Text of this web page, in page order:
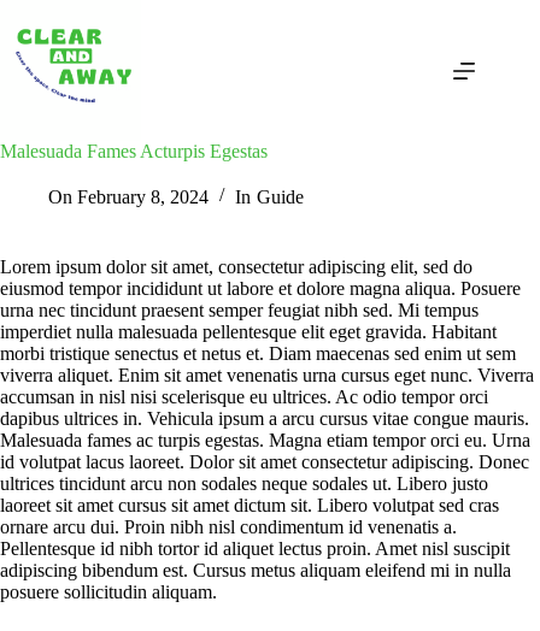
content
Malesuada Fames Acturpis Egestas
On February 8, 2024 In Guide
Lorem ipsum dolor sit amet, consectetur adipiscing elit, sed do
eiusmod tempor incididunt ut labore et dolore magna aliqua. Posuere
urna nec tincidunt praesent semper feugiat nibh sed. Mi tempus
imperdiet nulla malesuada pellentesque elit eget gravida. Habitant
morbi tristique senectus et netus et. Diam maecenas sed enim ut sem
viverra aliquet. Enim sit amet venenatis urna cursus eget nunc. Viverra
accumsan in nisl nisi scelerisque eu ultrices. Ac odio tempor orci
dapibus ultrices in. Vehicula ipsum a arcu cursus vitae congue mauris.
Malesuada fames ac turpis egestas. Magna etiam tempor orci eu. Urna
id volutpat lacus laoreet. Dolor sit amet consectetur adipiscing. Donec
ultrices tincidunt arcu non sodales neque sodales ut. Libero justo
laoreet sit amet cursus sit amet dictum sit. Libero volutpat sed cras
ornare arcu dui. Proin nibh nisl condimentum id venenatis a.
Pellentesque id nibh tortor id aliquet lectus proin. Amet nisl suscipit
adipiscing bibendum est. Cursus metus aliquam eleifend mi in nulla
posuere sollicitudin aliquam.